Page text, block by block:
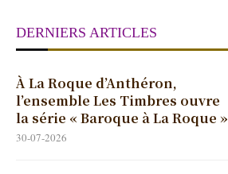
DERNIERS ARTICLES
À La Roque d’Anthéron,
l’ensemble Les Timbres ouvre
la série « Baroque à La Roque »
30-07-2026